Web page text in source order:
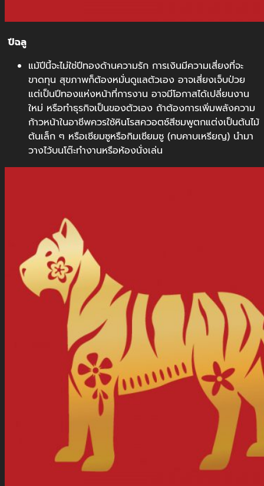
ปีฉลู
แม้ปีนี้จะไม่ใช่ปีทองด้านความรัก การเงินมีความเสี่ยงที่จะ
ขาดทุน สุขภาพก็ต้องหมั่นดูแลตัวเอง อาจเสี่ยงเจ็บป่วย
แต่เป็นปีทองแห่งหน้าที่การงาน อาจมีโอกาสได้เปลี่ยนงาน
ใหม่ หรือทำธุรกิจเป็นของตัวเอง ถ้าต้องการเพิ่มพลังความ
ก้าวหน้าในอาชีพควรใช้หินโรสควอตซ์สีชมพูตกแต่งเป็นต้นไม้
ต้นเล็ก ๆ หรือเซียมซูหรือกิมเซียมซู (กบคาบเหรียญ) นำมา
วางไว้บนโต๊ะทำงานหรือห้องนั่งเล่น